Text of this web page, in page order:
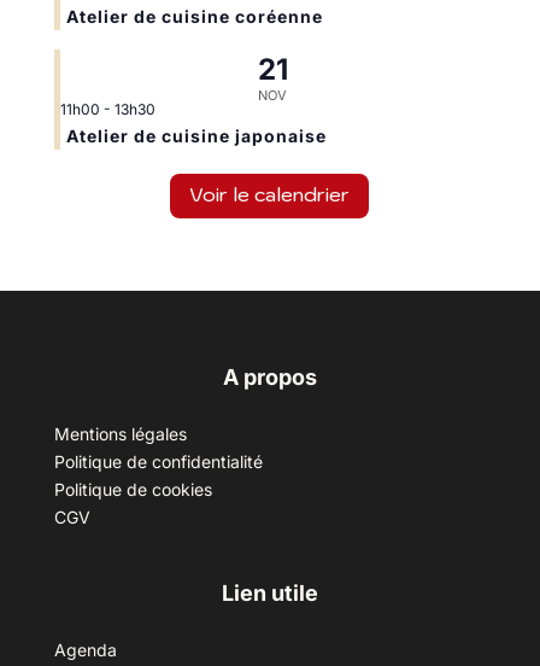
Atelier de cuisine coréenne
21
NOV
11h00 - 13h30
Atelier de cuisine japonaise
Voir le calendrier
A propos
Mentions légales
Politique de confidentialité
Politique de cookies
CGV
Lien utile
Agenda